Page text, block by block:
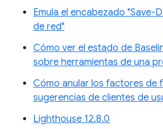
Emula el encabezado "Save-
de red"
Cómo ver el estado de
sobre herramientas de una
Cómo anular los factores de
sugerencias de clientes de
Lighthouse 12.8.0